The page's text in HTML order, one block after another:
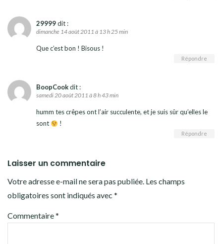
29999dit :
dimanche 14 août 2011 à 13 h 25 min
Que c’est bon ! Bisous !
Répondre
BoopCookdit :
samedi 20 août 2011 à 8 h 43 min
humm tes crêpes ont l’air succulente, et je suis sûr qu’elles le
sont
!
Répondre
Laisser un commentaire
Votre adresse e-mail ne sera pas publiée. Les champs
obligatoires sont indiqués avec *
Commentaire*